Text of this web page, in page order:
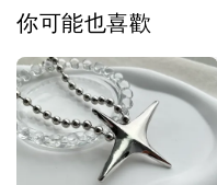
飾品禮物盒加價購
你可能也喜歡